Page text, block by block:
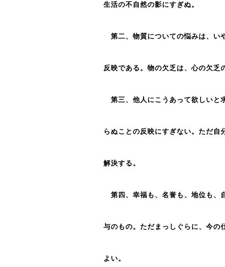
生活の不自然の影にすぎぬ。
第二、物質についての悩みは、い
反映である。物の欠乏は、心の欠乏
第三、他人にこうあって欲しいと
らぬことの反映にすぎない。ただ自
解決する。
第四、幸福も、名誉も、地位も、
与のもの。ただまっしぐらに、今の
よい。